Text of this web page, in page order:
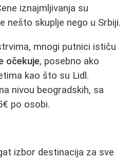
iznajmljivanja su
nešto skuplje nego u Srbiji.
mnogi putnici ističu
očekuje, posebno ako
kao što su Lidl.
nivou beogradskih, sa
po osobi.
izbor destinacija za sve